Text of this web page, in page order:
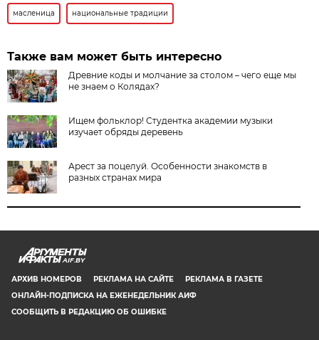
масленица национальные традиции
Также вам может быть интересно
Древние коды и молчание за столом – чего еще мы
не знаем о Колядах?
Ищем фольклор! Студентка академии музыки
изучает обряды деревень
Арест за поцелуй. Особенности знакомств в
разных странах мира
AIF.BY
АРХИВ НОМЕРОВ РЕКЛАМА НА САЙТЕ
РЕКЛАМА В ГАЗЕТЕ
ОНЛАЙН-ПОДПИСКА НА ЕЖЕНЕДЕЛЬНИК АИФ
СООБЩИТЬ В РЕДАКЦИЮ ОБ ОШИБКЕ